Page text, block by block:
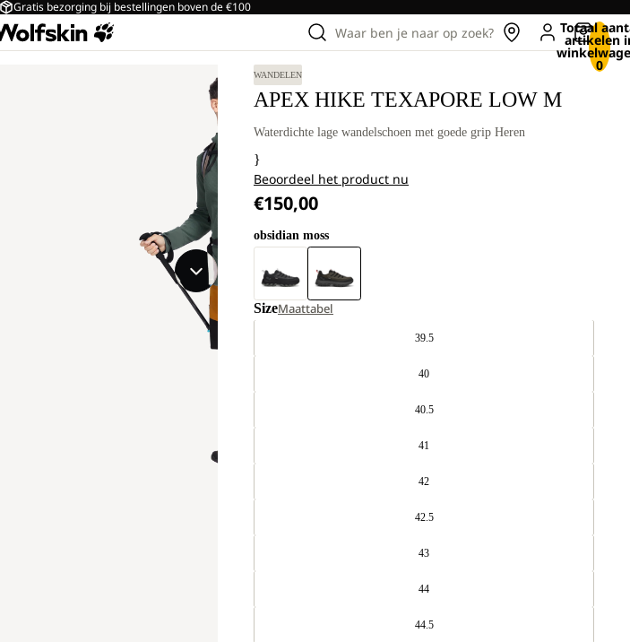
Gratis bezorging bij bestellingen boven de €100
Waar ben je naar op zoek? Totaal
artikelen
0
WANDELEN
APEX HIKE TEXAPORE LOW M
Waterdichte lage wandelschoen met goede grip Heren
}
Beoordeel het product nu
€150,00
obsidian moss
SizeMaattabel
39.5
40
40.5
41
42
42.5
43
44
44.5